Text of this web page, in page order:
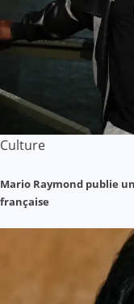
Culture
Mario Raymond publie
française